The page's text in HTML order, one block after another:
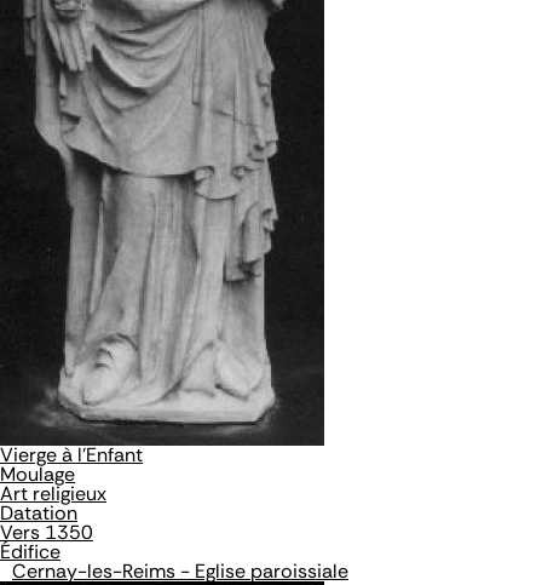
Vierge à l'Enfant
Moulage
Art religieux
Datation
Vers 1350
Édifice
Cernay-les-Reims - Eglise paroissiale